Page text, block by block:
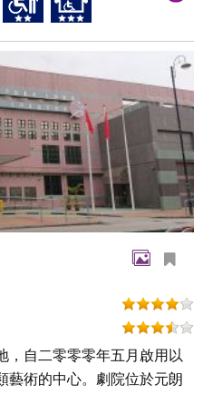
，自二零零零年五月啟用以
藝術的中心。劇院位於元朗